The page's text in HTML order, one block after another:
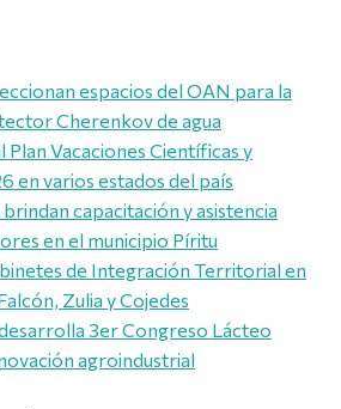
espacios del OAN para la
Cherenkov de agua
Plan Vacaciones Científicas y
en varios estados del país
capacitación y asistencia
en el municipio Píritu
de Integración Territorial en
Zulia y Cojedes
3er Congreso Lácteo
agroindustrial